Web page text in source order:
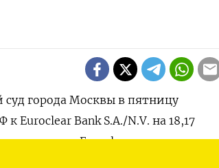
города Москвы в пятницу
Euroclear Bank S.A./N.V. на 18,17
адвокаты Euroclear.